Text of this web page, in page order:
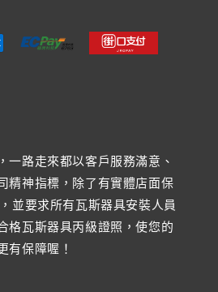
一路走來都以客戶服務滿意、
精神指標，除了有實體店面保
並要求所有瓦斯器具安裝人員
格瓦斯器具丙級證照，使您的
有保障喔！